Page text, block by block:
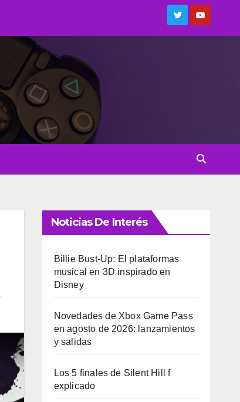
Noticias De Interés
Billie Bust-Up: El plataformas
musical en 3D inspirado en
Disney
Novedades de Xbox Game Pass
en agosto de 2026: lanzamientos
y salidas
Los 5 finales de Silent Hill f
explicado